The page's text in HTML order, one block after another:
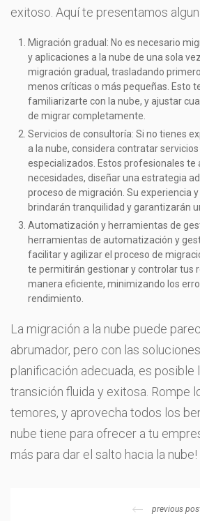
exitoso. Aquí te presentamos
Migración gradual: No es necesario
y aplicaciones a la nube de una sola
migración gradual, trasladando
menos críticas o más pequeñas. Esto
familiarizarte con la nube, y ajustar
de migrar completamente.
Servicios de consultoría: Si no tienes
a la nube, considera contratar
especializados. Estos profesionales te
necesidades, diseñar una estrategia
proceso de migración. Su experiencia
brindarán tranquilidad y garantizarán
Automatización y herramientas de
herramientas de automatización y
facilitar y agilizar el proceso de
te permitirán gestionar y controlar tus
manera eficiente, minimizando los
rendimiento.
La migración a la nube puede
abrumador, pero con las
planificación adecuada, es posible
transición fluida y exitosa. Rompe
temores, y aprovecha todos los
nube tiene para ofrecer a tu
más para dar el salto hacia la nube!
previous